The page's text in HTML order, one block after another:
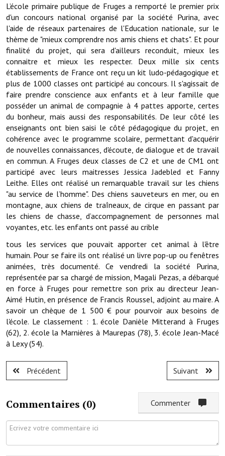
Note de synthèse financière
Rapport d'orientation budgétaire
Actions et projets
Projets et travaux en cours
Procès verbaux des conseils municipaux
Communication
Le bulletin municipal : Fressinfo & Le Fressinois
Toutes les publications
Le village dans l'intercommunalité
Communauté de communes
Autres groupements
Les réseaux partenaires
L'association des maires
L'office de tourisme
Le conseil départemental
VILLE PRATIQUE
Services publics intercommunaux
Affaires scolaires, CCAS
Eaux, assainissement
France services
France Renov
Déchets ménagers, tri sélectif, encombrants
L’école primaire publique de Fruges a remporté le premier prix
d'un concours national organisé par la société Purina, avec
l'aide de réseaux partenaires de l'Education nationale, sur le
thème de "mieux comprendre nos amis chiens et chats". Et pour
finalité du projet, qui sera d'ailleurs reconduit, mieux les
connaitre et mieux les respecter. Deux mille six cents
établissements de France ont reçu un kit ludo-pédagogique et
plus de 1000 classes ont participé au concours. Il s'agissait de
faire prendre conscience aux enfants et à leur famille que
posséder un animal de compagnie à 4 pattes apporte, certes
du bonheur, mais aussi des responsabilités. De leur côté les
enseignants ont bien saisi le côté pédagogique du projet, en
cohérence avec le programme scolaire, permettant d'acquérir
de nouvelles connaissances, d'écoute, de dialogue et de travail
en commun. A Fruges deux classes de C2 et une de CM1 ont
participé avec leurs maitresses Jessica Jadebled et Fanny
Leithe. Elles ont réalisé un remarquable travail sur les chiens
"au service de l’homme". Des chiens sauveteurs en mer, ou en
montagne, aux chiens de traîneaux, de cirque en passant par
les chiens de chasse, d’accompagnement de personnes mal
voyantes, etc. les enfants ont passé au crible
tous les services que pouvait apporter cet animal à l'être
humain. Pour se faire ils ont réalisé un livre pop-up ou fenêtres
animées, très documenté. Ce vendredi la société Purina,
représentée par sa chargé de mission, Magali Pezas, a débarqué
en force à Fruges pour remettre son prix au directeur Jean-
Aimé Hutin, en présence de Francis Roussel, adjoint au maire. A
savoir un chèque de 1 500 € pour pourvoir aux besoins de
l'école. Le classement : 1. école Danièle Mitterand à Fruges
(62), 2. école la Marnières à Maurepas (78), 3. école Jean-Macé
à Lexy (54).
Précédent Suivant
Commentaires (0)